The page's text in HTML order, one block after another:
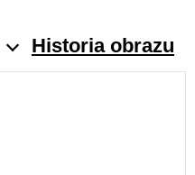
Historia obrazu